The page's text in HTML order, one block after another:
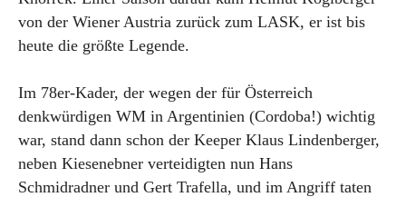
von der Wiener Austria zurück zum LASK, er ist bis
heute die größte Legende.
Im 78er-Kader, der wegen der für Österreich
denkwürdigen WM in Argentinien (Cordoba!) wichtig
war, stand dann schon der Keeper Klaus Lindenberger,
neben Kiesenebner verteidigten nun Hans
Schmidradner und Gert Trafella, und im Angriff taten